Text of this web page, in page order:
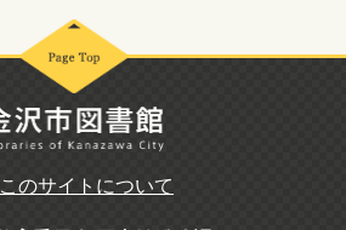
このサイトについて